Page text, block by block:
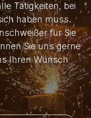
Tätigkeiten, bei
haben muss.
für Sie
Sie uns gerne
Ihren Wunsch